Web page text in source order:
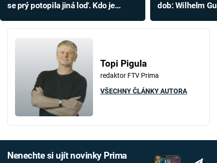
se prý potopila jiná loď. Kdo je
dob: Wilhelm
Topi Pigula
redaktor FTV Prima
VŠECHNY ČLÁNKY AUTORA
Nenechte si ujít novinky Prima